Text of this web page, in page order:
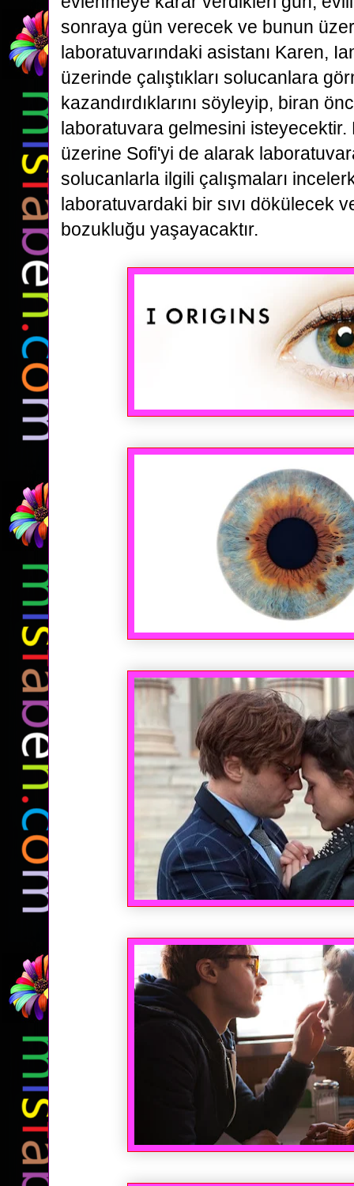
sonraya gün verecek ve bunun
laboratuvarındaki asistanı Karen,
üzerinde çalıştıkları solucanlara
kazandırdıklarını söyleyip, biran
laboratuvara gelmesini isteyecektir.
üzerine Sofi'yi de alarak
solucanlarla ilgili çalışmaları
laboratuvardaki bir sıvı dökülecek
bozukluğu yaşayacaktır.